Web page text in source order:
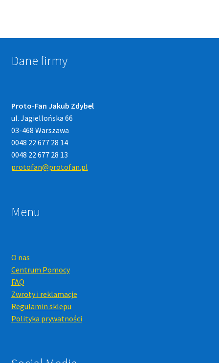
Dane firmy
Proto-Fan Jakub Zdybel
ul. Jagiellońska 66
03-468 Warszawa
0048 22 677 28 14
0048 22 677 28 13
protofan@protofan.pl
Menu
O nas
Centrum Pomocy
FAQ
Zwroty i reklamacje
Regulamin sklepu
Polityka prywatności